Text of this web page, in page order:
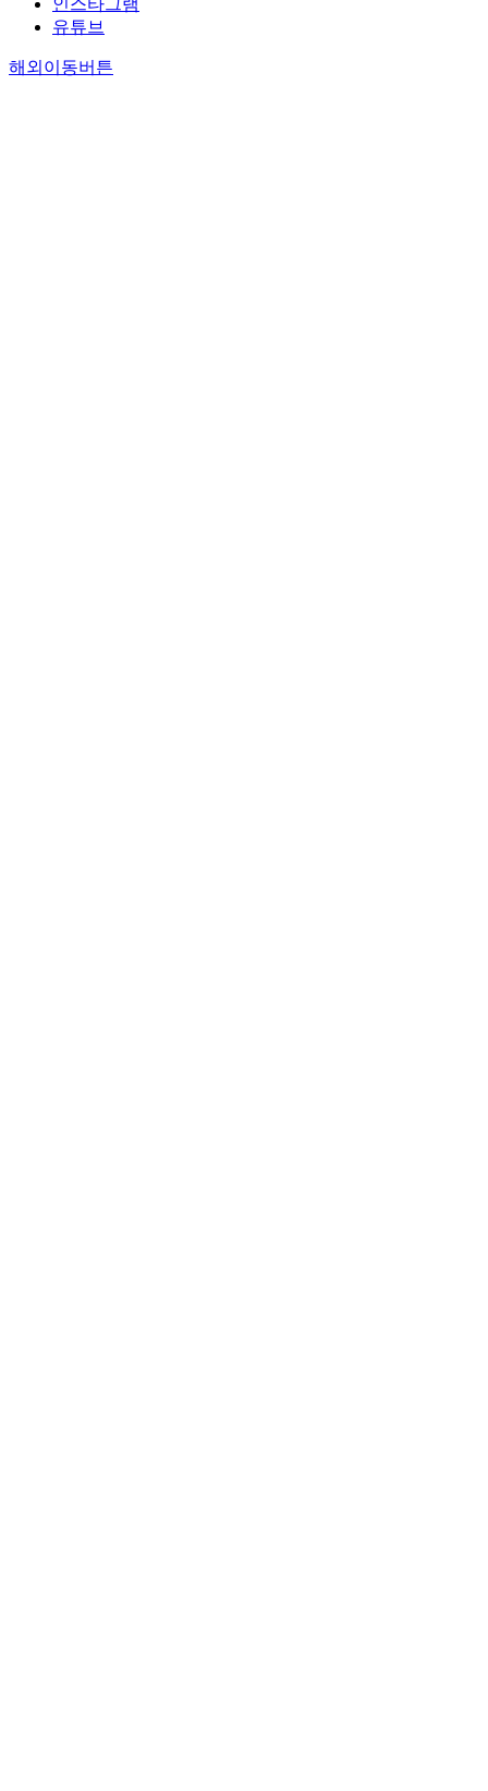
인스타그램
유튜브
해외이동버튼